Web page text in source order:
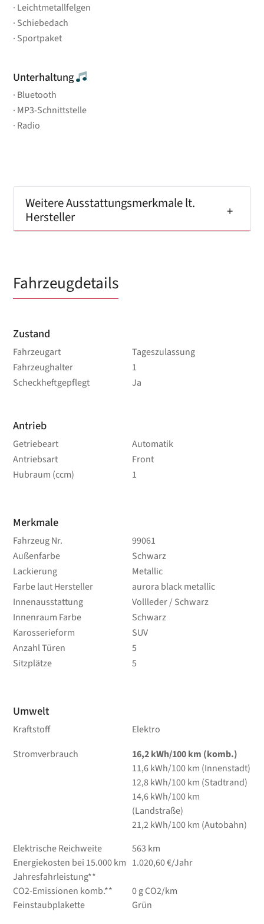
Leichtmetallfelgen
Schiebedach
Sportpaket
Unterhaltung
Bluetooth
MP3-Schnittstelle
Radio
Weitere Ausstattungsmerkmale lt.
Hersteller
Fahrzeugdetails
Zustand
Fahrzeugart
Tageszulassung
Fahrzeughalter
1
Scheckheftgepflegt
Ja
Antrieb
Getriebeart
Automatik
Antriebsart
Front
Hubraum (ccm)
1
Merkmale
Fahrzeug Nr.
99061
Außenfarbe
Schwarz
Lackierung
Metallic
Farbe laut Hersteller
aurora black metallic
Innenausstattung
Vollleder / Schwarz
Innenraum Farbe
Schwarz
Karosserieform
SUV
Anzahl Türen
5
Sitzplätze
5
Umwelt
Kraftstoff
Elektro
Stromverbrauch
16,2 kWh/100 km (komb.)
11,6 kWh/100 km (Innenstadt)
12,8 kWh/100 km (Stadtrand)
14,6 kWh/100 km
(Landstraße)
21,2 kWh/100 km (Autobahn)
Elektrische Reichweite
563 km
Energiekosten bei 15.000 km
Jahresfahrleistung**
1.020,60 €/Jahr
CO2-Emissionen komb.**
0 g CO2/km
Feinstaubplakette
Grün